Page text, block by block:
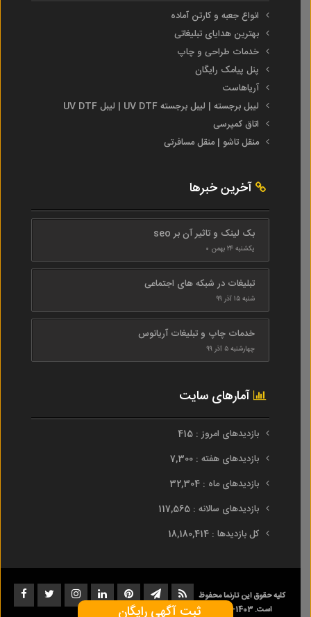
انواع جعبه و کارتن آماده
بهترین هدایای تبلیغاتی
خدمات طراحی و چاپ
پنل پیامک رایگان
آریاهاست
لیبل برجسته | لیبل برجسته UV DTF | لیبل UV DTF
اتاق کمپرسی
منقل تاشو | منقل مسافرتی
آخرین خبرها
بک لینک و تاثیر آن بر seo
یکشنبه ۲۴ بهمن ۰
تبلیغات در شبکه های اجتماعی
شنبه ۱۵ آذر ۹۹
خدمات چاپ و تبلیغات آریانوس
چهارشنبه ۵ آذر ۹۹
آمارهای سایت
بازدیدهای امروز : 415
بازدیدهای هفته : 7,300
بازدیدهای ماه : 32,304
بازدیدهای سالانه : 117,565
کل بازدیدها : 18,180,414
کلیه حقوق این تارنما محفوظ
است. 1403-1393
ثبت آگهی رایگان